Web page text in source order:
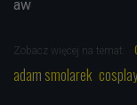
aw
Zobacz więcej na temat:
adam smolarek cosplay